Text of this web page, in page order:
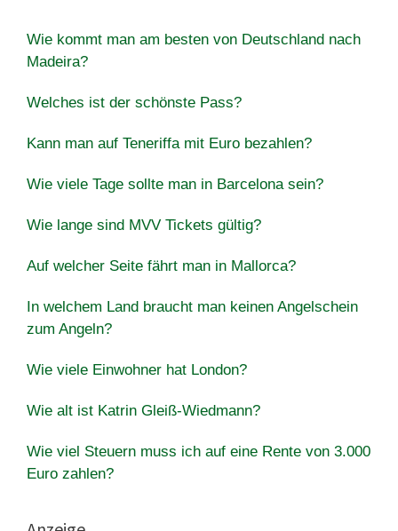
Wie kommt man am besten von Deutschland nach
Madeira?
Welches ist der schönste Pass?
Kann man auf Teneriffa mit Euro bezahlen?
Wie viele Tage sollte man in Barcelona sein?
Wie lange sind MVV Tickets gültig?
Auf welcher Seite fährt man in Mallorca?
In welchem Land braucht man keinen Angelschein
zum Angeln?
Wie viele Einwohner hat London?
Wie alt ist Katrin Gleiß-Wiedmann?
Wie viel Steuern muss ich auf eine Rente von 3.000
Euro zahlen?